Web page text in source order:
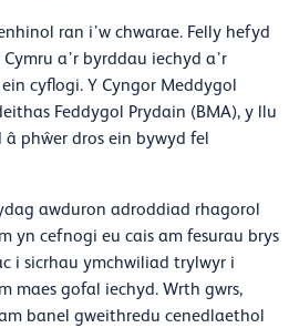
ran i’w chwarae. Felly hefyd
a’r byrddau iechyd a’r
cyflogi. Y Cyngor Meddygol
Feddygol Prydain (BMA), y llu
phŵer dros ein bywyd fel
awduron adroddiad rhagorol
yn cefnogi eu cais am fesurau brys
i sicrhau ymchwiliad trylwyr i
maes gofal iechyd. Wrth gwrs,
banel gweithredu cenedlaethol